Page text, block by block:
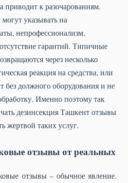
приводит к разочарованиям.
указывать на
непрофессионализм,
гарантий. Типичные
через несколько
реакция на средства, или
без должного оборудования и не
Именно поэтому так
дезинсекция Ташкент отзывы
жертвой таких услуг.
отзывы от реальных
отзывы – обычное явление.